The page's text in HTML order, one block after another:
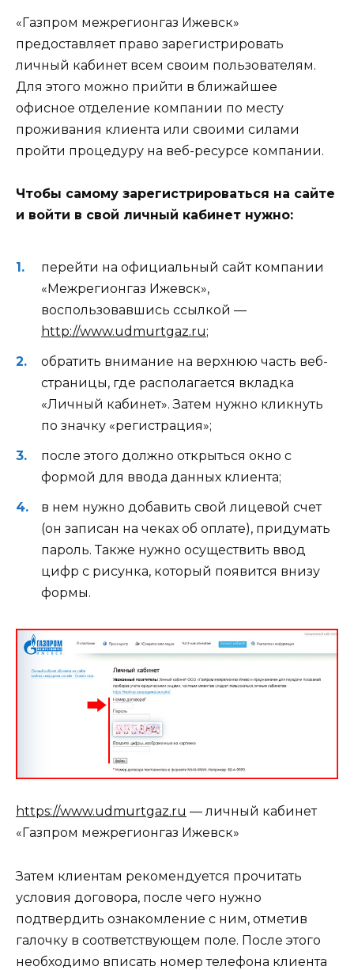
«Газпром межрегионгаз Ижевск»
предоставляет право зарегистрировать
личный кабинет всем своим пользователям.
Для этого можно прийти в ближайшее
офисное отделение компании по месту
проживания клиента или своими силами
пройти процедуру на веб-ресурсе компании.
Чтобы самому зарегистрироваться на сайте
и войти в свой личный кабинет нужно:
перейти на официальный сайт компании
«Межрегионгаз Ижевск»,
воспользовавшись ссылкой —
http://www.udmurtgaz.ru;
обратить внимание на верхнюю часть веб-
страницы, где располагается вкладка
«Личный кабинет». Затем нужно кликнуть
по значку «регистрация»;
после этого должно открыться окно с
формой для ввода данных клиента;
в нем нужно добавить свой лицевой счет
(он записан на чеках об оплате), придумать
пароль. Также нужно осуществить ввод
цифр с рисунка, который появится внизу
формы.
https://www.udmurtgaz.ru — личный кабинет
«Газпром межрегионгаз Ижевск»
Затем клиентам рекомендуется прочитать
условия договора, после чего нужно
подтвердить ознакомление с ним, отметив
галочку в соответствующем поле. После этого
необходимо вписать номер телефона клиента